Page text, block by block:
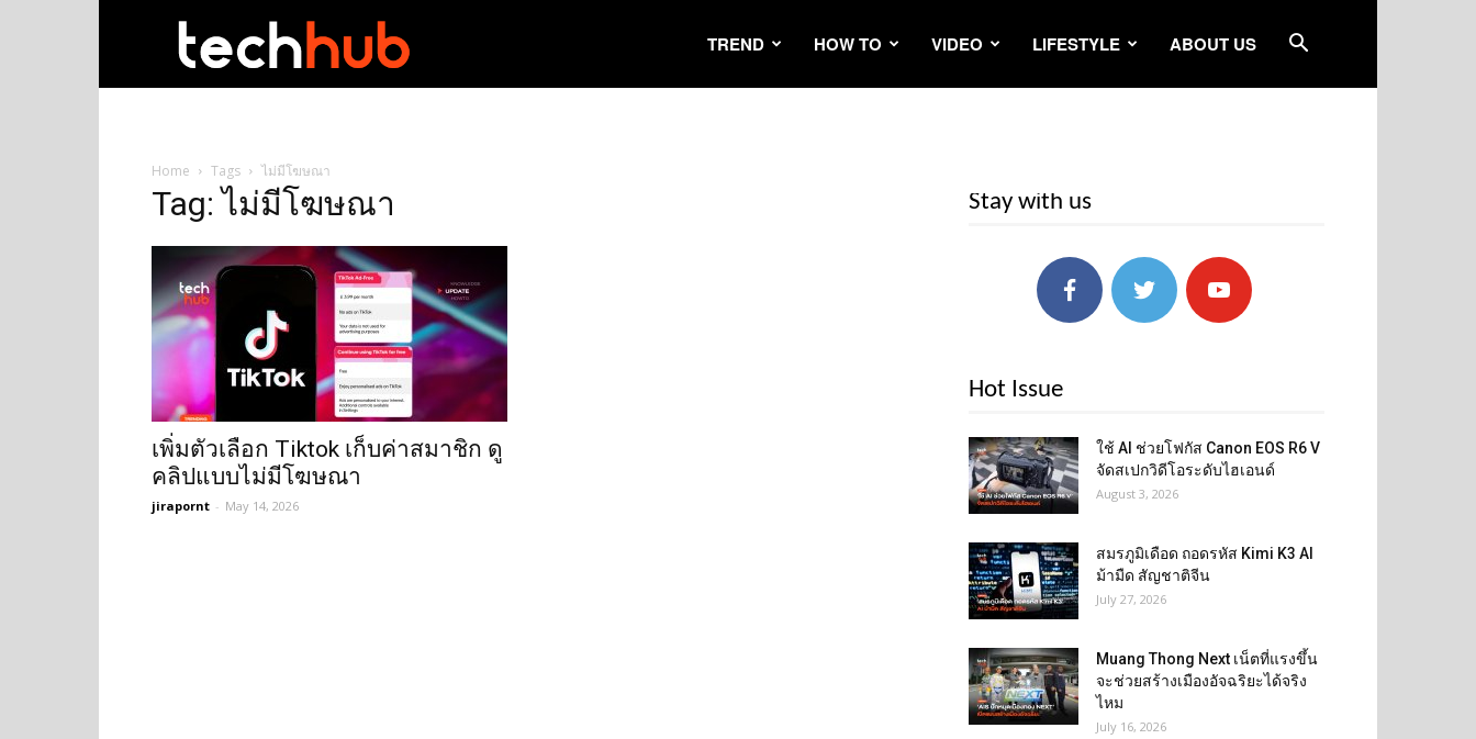
TREND HOW TO VIDEO LIFESTYLE ABOUT US
Home Tags ไม่มีโฆษณา
Tag: ไม่มีโฆษณา
เพิ่มตัวเลือก Tiktok เก็บค่าสมาชิก ดู
คลิปแบบไม่มีโฆษณา
jirapornt - May 14, 2026
Stay with us
Hot Issue
ใช้ AI ช่วยโฟกัส Canon EOS R6 V
จัดสเปกวิดีโอระดับไฮเอนด์
August 3, 2026
สมรภูมิเดือด ถอดรหัส Kimi K3 AI
ม้ามืด สัญชาติจีน
July 27, 2026
Muang Thong Next เน็ตที่แรงขึ้น
จะช่วยสร้างเมืองอัจฉริยะได้จริง
ไหม
July 16, 2026